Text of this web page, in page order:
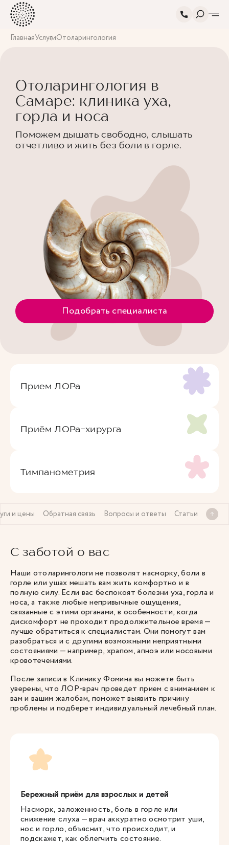
ГлавнаяУслугиОтоларингология
Отоларингология в
Самаре: клиника уха,
горла и носа
Поможем дышать свободно, слышать
отчетливо и жить без боли в горле.
Подобрать специалиста
Прием ЛОРа
Приём ЛОРа-хирурга
Тимпанометрия
и цены Обратная связь Вопросы и ответы Статьи
С заботой о вас
Наши отоларингологи не позволят насморку, боли в
горле или ушах мешать вам жить комфортно и в
полную силу. Если вас беспокоят болезни уха, горла и
носа, а также любые непривычные ощущения,
связанные с этими органами, в особенности, когда
дискомфорт не проходит продолжительное время —
лучше обратиться к специалистам. Они помогут вам
разобраться и с другими возможными неприятными
состояниями — например, храпом, апноэ или носовыми
кровотечениями.
После записи в Клинику Фомина вы можете быть
уверены, чтоЛОР-врач проведет прием с вниманием к
вам и вашим жалобам, поможет выявить причину
проблемы и подберет индивидуальный лечебный план.
Бережный приём для взрослых и детей
Насморк, заложенность, боль в горле или
снижение слуха — врач аккуратно осмотрит уши,
нос и горло, объяснит, что происходит, и
подскажет, как облегчить состояние.